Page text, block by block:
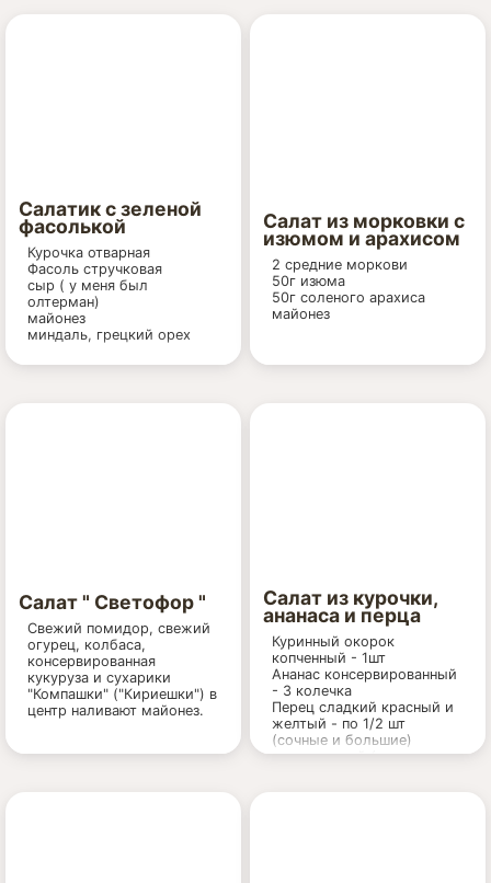
Салатик с зеленой
фасолькой
Курочка отварная
Фасоль стручковая
сыр ( у меня был
олтерман)
майонез
миндаль, грецкий орех
Салат из морковки с
изюмом и арахисом
2 средние моркови
50г изюма
50г соленого арахиса
майонез
Салат " Светофор "
Свежий помидор, свежий
огурец, колбаса,
консервированная
кукуруза и сухарики
"Компашки" ("Кириешки") в
центр наливают майонез.
Салат из курочки,
ананаса и перца
Куринный окорок
копченный - 1шт
Ананас консервированный
- 3 колечка
Перец сладкий красный и
желтый - по 1/2 шт
(сочные и большие)
лук репчатый (лучше